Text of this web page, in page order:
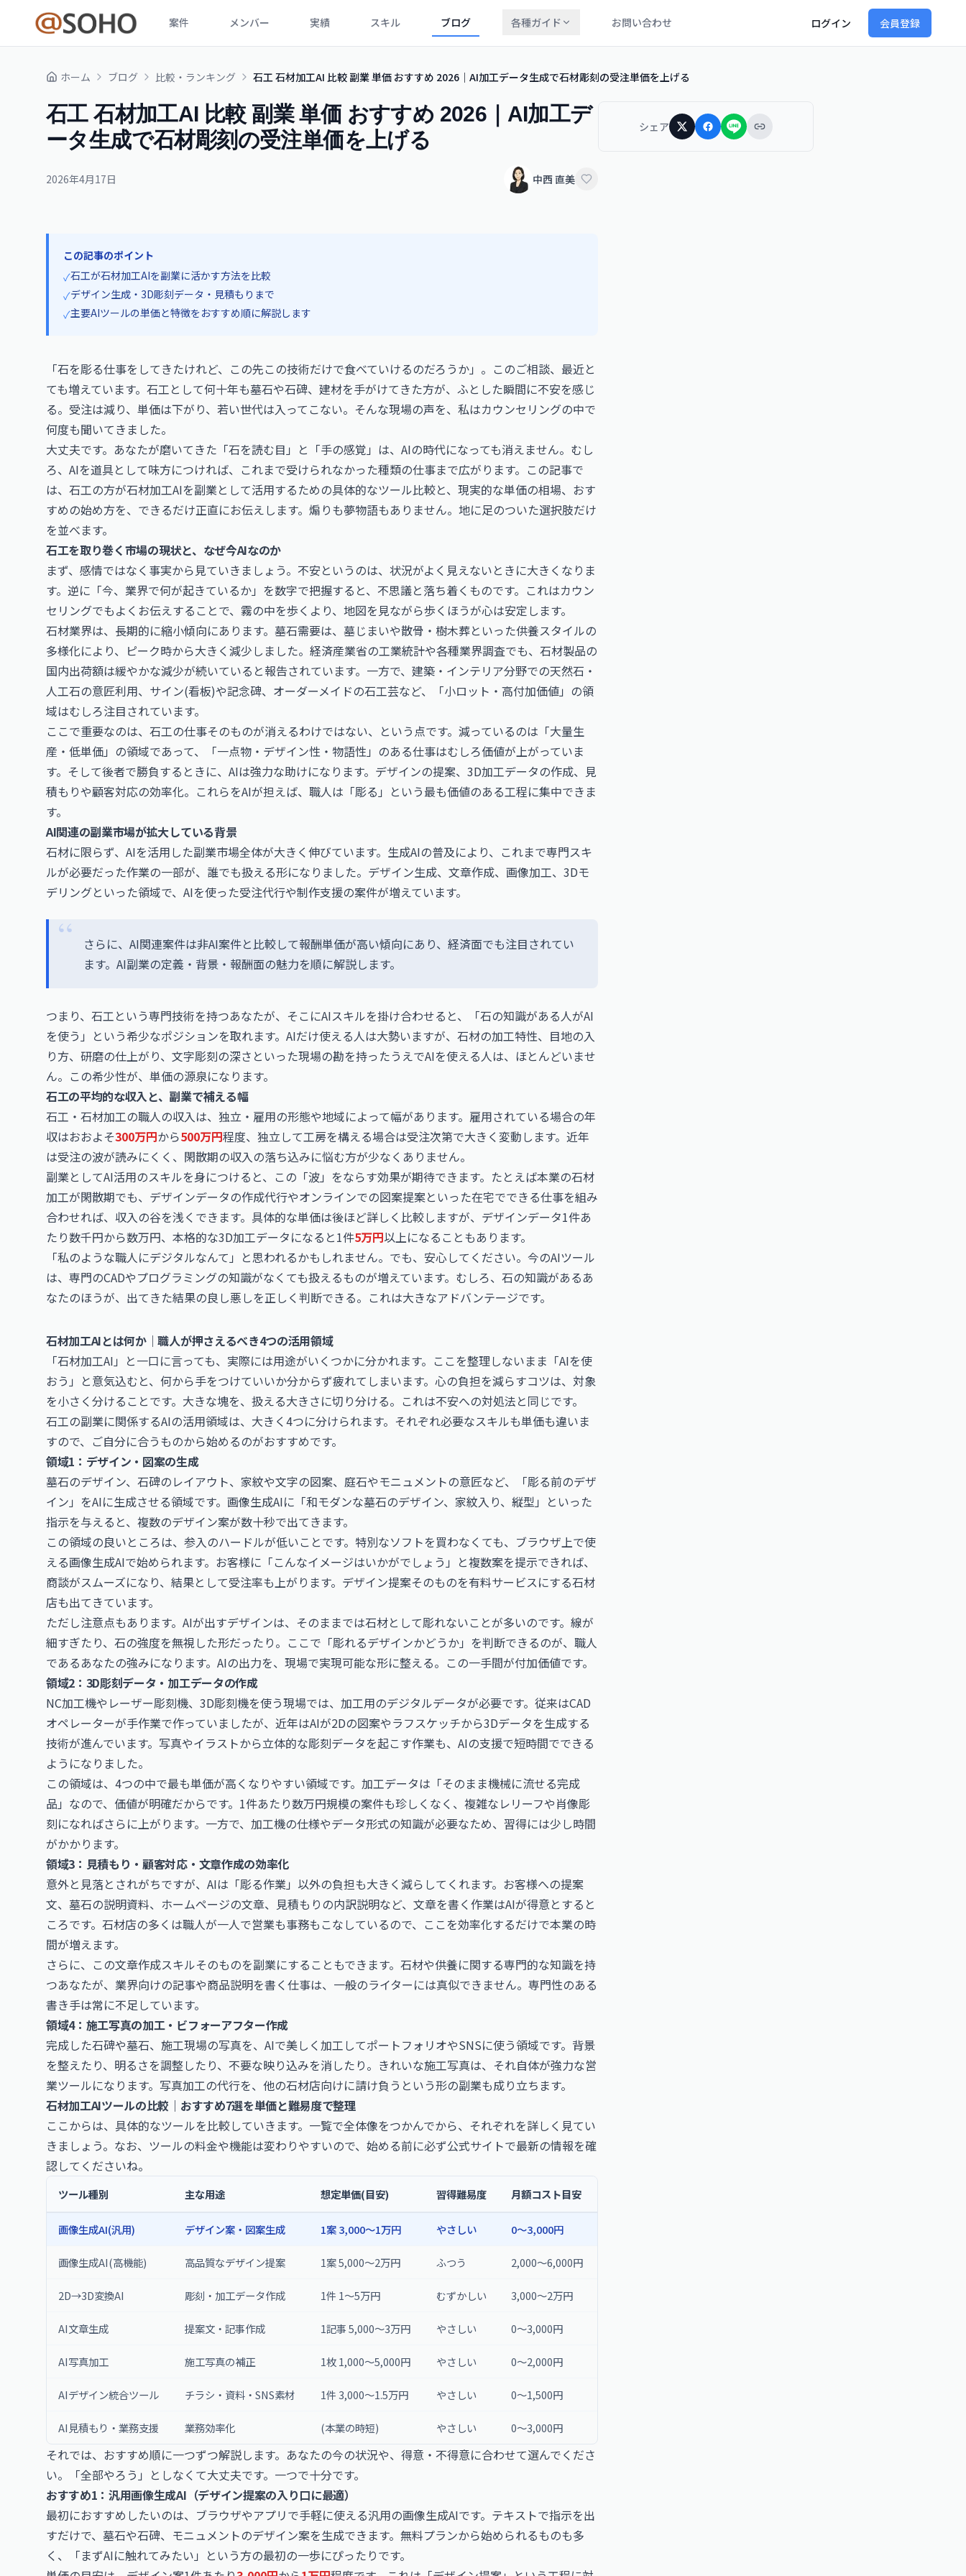
案件 メンバー 実績 スキル ブログ 各種ガイド お問い合わせ ログイン 会員登録
ホーム ブログ 比較・ランキング 石工 石材加工AI 比較 副業 単価 おすすめ 2026｜AI加工データ生成で石材彫刻の受注単価を上げる
石工 石材加工AI 比較 副業 単価 おすすめ 2026｜AI加工デ
ータ生成で石材彫刻の受注単価を上げる
2026年4月17日 中西 直美
この記事のポイント
✓石工が石材加工AIを副業に活かす方法を比較
✓デザイン生成・3D彫刻データ・見積もりまで
✓主要AIツールの単価と特徴をおすすめ順に解説します
「石を彫る仕事をしてきたけれど、この先この技術だけで食べていけるのだろうか」。このご相談、最近と
ても増えています。石工として何十年も墓石や石碑、建材を手がけてきた方が、ふとした瞬間に不安を感じ
る。受注は減り、単価は下がり、若い世代は入ってこない。そんな現場の声を、私はカウンセリングの中で
何度も聞いてきました。
大丈夫です。あなたが磨いてきた「石を読む目」と「手の感覚」は、AIの時代になっても消えません。むし
ろ、AIを道具として味方につければ、これまで受けられなかった種類の仕事まで広がります。この記事で
は、石工の方が石材加工AIを副業として活用するための具体的なツール比較と、現実的な単価の相場、おす
すめの始め方を、できるだけ正直にお伝えします。煽りも夢物語もありません。地に足のついた選択肢だけ
を並べます。
石工を取り巻く市場の現状と、なぜ今AIなのか
まず、感情ではなく事実から見ていきましょう。不安というのは、状況がよく見えないときに大きくなりま
す。逆に「今、業界で何が起きているか」を数字で把握すると、不思議と落ち着くものです。これはカウン
セリングでもよくお伝えすることで、霧の中を歩くより、地図を見ながら歩くほうが心は安定します。
石材業界は、長期的に縮小傾向にあります。墓石需要は、墓じまいや散骨・樹木葬といった供養スタイルの
多様化により、ピーク時から大きく減少しました。経済産業省の工業統計や各種業界調査でも、石材製品の
国内出荷額は緩やかな減少が続いていると報告されています。一方で、建築・インテリア分野での天然石・
人工石の意匠利用、サイン(看板)や記念碑、オーダーメイドの石工芸など、「小ロット・高付加価値」の領
域はむしろ注目されています。
ここで重要なのは、石工の仕事そのものが消えるわけではない、という点です。減っているのは「大量生
産・低単価」の領域であって、「一点物・デザイン性・物語性」のある仕事はむしろ価値が上がっていま
す。そして後者で勝負するときに、AIは強力な助けになります。デザインの提案、3D加工データの作成、見
積もりや顧客対応の効率化。これらをAIが担えば、職人は「彫る」という最も価値のある工程に集中できま
す。
AI関連の副業市場が拡大している背景
石材に限らず、AIを活用した副業市場全体が大きく伸びています。生成AIの普及により、これまで専門スキ
ルが必要だった作業の一部が、誰でも扱える形になりました。デザイン生成、文章作成、画像加工、3Dモ
デリングといった領域で、AIを使った受注代行や制作支援の案件が増えています。
さらに、AI関連案件は非AI案件と比較して報酬単価が高い傾向にあり、経済面でも注目されてい
ます。AI副業の定義・背景・報酬面の魅力を順に解説します。
つまり、石工という専門技術を持つあなたが、そこにAIスキルを掛け合わせると、「石の知識がある人がAI
を使う」という希少なポジションを取れます。AIだけ使える人は大勢いますが、石材の加工特性、目地の入
り方、研磨の仕上がり、文字彫刻の深さといった現場の勘を持ったうえでAIを使える人は、ほとんどいませ
ん。この希少性が、単価の源泉になります。
石工の平均的な収入と、副業で補える幅
石工・石材加工の職人の収入は、独立・雇用の形態や地域によって幅があります。雇用されている場合の年
収はおおよそ300万円から500万円程度、独立して工房を構える場合は受注次第で大きく変動します。近年
は受注の波が読みにくく、閑散期の収入の落ち込みに悩む方が少なくありません。
副業としてAI活用のスキルを身につけると、この「波」をならす効果が期待できます。たとえば本業の石材
加工が閑散期でも、デザインデータの作成代行やオンラインでの図案提案といった在宅でできる仕事を組み
合わせれば、収入の谷を浅くできます。具体的な単価は後ほど詳しく比較しますが、デザインデータ1件あ
たり数千円から数万円、本格的な3D加工データになると1件5万円以上になることもあります。
「私のような職人にデジタルなんて」と思われるかもしれません。でも、安心してください。今のAIツール
は、専門のCADやプログラミングの知識がなくても扱えるものが増えています。むしろ、石の知識があるあ
なたのほうが、出てきた結果の良し悪しを正しく判断できる。これは大きなアドバンテージです。
石材加工AIとは何か｜職人が押さえるべき4つの活用領域
「石材加工AI」と一口に言っても、実際には用途がいくつかに分かれます。ここを整理しないまま「AIを使
おう」と意気込むと、何から手をつけていいか分からず疲れてしまいます。心の負担を減らすコツは、対象
を小さく分けることです。大きな塊を、扱える大きさに切り分ける。これは不安への対処法と同じです。
石工の副業に関係するAIの活用領域は、大きく4つに分けられます。それぞれ必要なスキルも単価も違いま
すので、ご自分に合うものから始めるのがおすすめです。
領域1：デザイン・図案の生成
墓石のデザイン、石碑のレイアウト、家紋や文字の図案、庭石やモニュメントの意匠など、「彫る前のデザ
イン」をAIに生成させる領域です。画像生成AIに「和モダンな墓石のデザイン、家紋入り、縦型」といった
指示を与えると、複数のデザイン案が数十秒で出てきます。
この領域の良いところは、参入のハードルが低いことです。特別なソフトを買わなくても、ブラウザ上で使
える画像生成AIで始められます。お客様に「こんなイメージはいかがでしょう」と複数案を提示できれば、
商談がスムーズになり、結果として受注率も上がります。デザイン提案そのものを有料サービスにする石材
店も出てきています。
ただし注意点もあります。AIが出すデザインは、そのままでは石材として彫れないことが多いのです。線が
細すぎたり、石の強度を無視した形だったり。ここで「彫れるデザインかどうか」を判断できるのが、職人
であるあなたの強みになります。AIの出力を、現場で実現可能な形に整える。この一手間が付加価値です。
領域2：3D彫刻データ・加工データの作成
NC加工機やレーザー彫刻機、3D彫刻機を使う現場では、加工用のデジタルデータが必要です。従来はCAD
オペレーターが手作業で作っていましたが、近年はAIが2Dの図案やラフスケッチから3Dデータを生成する
技術が進んでいます。写真やイラストから立体的な彫刻データを起こす作業も、AIの支援で短時間でできる
ようになりました。
この領域は、4つの中で最も単価が高くなりやすい領域です。加工データは「そのまま機械に流せる完成
品」なので、価値が明確だからです。1件あたり数万円規模の案件も珍しくなく、複雑なレリーフや肖像彫
刻になればさらに上がります。一方で、加工機の仕様やデータ形式の知識が必要なため、習得には少し時間
がかかります。
領域3：見積もり・顧客対応・文章作成の効率化
意外と見落とされがちですが、AIは「彫る作業」以外の負担も大きく減らしてくれます。お客様への提案
文、墓石の説明資料、ホームページの文章、見積もりの内訳説明など、文章を書く作業はAIが得意とすると
ころです。石材店の多くは職人が一人で営業も事務もこなしているので、ここを効率化するだけで本業の時
間が増えます。
さらに、この文章作成スキルそのものを副業にすることもできます。石材や供養に関する専門的な知識を持
つあなたが、業界向けの記事や商品説明を書く仕事は、一般のライターには真似できません。専門性のある
書き手は常に不足しています。
領域4：施工写真の加工・ビフォーアフター作成
完成した石碑や墓石、施工現場の写真を、AIで美しく加工してポートフォリオやSNSに使う領域です。背景
を整えたり、明るさを調整したり、不要な映り込みを消したり。きれいな施工写真は、それ自体が強力な営
業ツールになります。写真加工の代行を、他の石材店向けに請け負うという形の副業も成り立ちます。
石材加工AIツールの比較｜おすすめ7選を単価と難易度で整理
ここからは、具体的なツールを比較していきます。一覧で全体像をつかんでから、それぞれを詳しく見てい
きましょう。なお、ツールの料金や機能は変わりやすいので、始める前に必ず公式サイトで最新の情報を確
認してくださいね。
ツール種別 主な用途 想定単価(目安) 習得難易度 月額コスト目安
画像生成AI(汎用) デザイン案・図案生成 1案 3,000〜1万円 やさしい 0〜3,000円
画像生成AI(高機能) 高品質なデザイン提案 1案 5,000〜2万円 ふつう 2,000〜6,000円
2D→3D変換AI 彫刻・加工データ作成 1件 1〜5万円 むずかしい 3,000〜2万円
AI文章生成 提案文・記事作成 1記事 5,000〜3万円 やさしい 0〜3,000円
AI写真加工 施工写真の補正 1枚 1,000〜5,000円 やさしい 0〜2,000円
AIデザイン統合ツール チラシ・資料・SNS素材 1件 3,000〜1.5万円 やさしい 0〜1,500円
AI見積もり・業務支援 業務効率化 (本業の時短) やさしい 0〜3,000円
それでは、おすすめ順に一つずつ解説します。あなたの今の状況や、得意・不得意に合わせて選んでくださ
い。「全部やろう」としなくて大丈夫です。一つで十分です。
おすすめ1：汎用画像生成AI（デザイン提案の入り口に最適）
最初におすすめしたいのは、ブラウザやアプリで手軽に使える汎用の画像生成AIです。テキストで指示を出
すだけで、墓石や石碑、モニュメントのデザイン案を生成できます。無料プランから始められるものも多
く、「まずAIに触れてみたい」という方の最初の一歩にぴったりです。
シェア